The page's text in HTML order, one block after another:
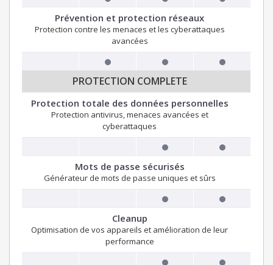
Prévention et protection réseaux
Protection contre les menaces et les cyberattaques
avancées
PROTECTION COMPLETE
Protection totale des données personnelles
Protection antivirus, menaces avancées et
cyberattaques
Mots de passe sécurisés
Générateur de mots de passe uniques et sûrs
Cleanup
Optimisation de vos appareils et amélioration de leur
performance